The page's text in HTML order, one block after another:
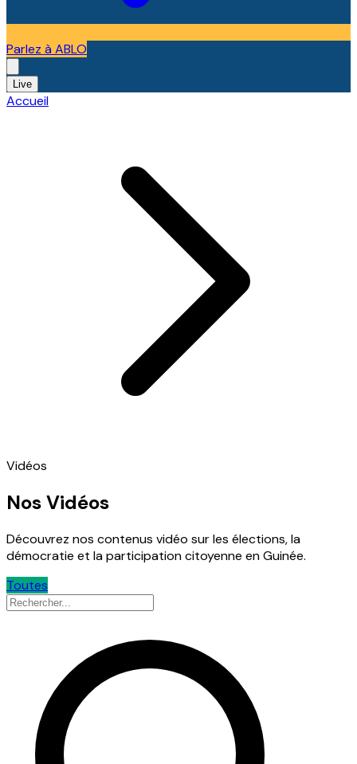
Parlez à ABLO
Live
Accueil
Vidéos
Nos Vidéos
Découvrez nos contenus vidéo sur les élections, la
démocratie et la participation citoyenne en Guinée.
Toutes